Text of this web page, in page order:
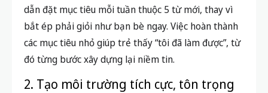
dẫn đặt mục tiêu mỗi tuần thuộc 5 từ mới, thay vì
bắt ép phải giỏi như bạn bè ngay. Việc hoàn thành
các mục tiêu nhỏ giúp trẻ thấy “tôi đã làm được”, từ
đó từng bước xây dựng lại niềm tin.
2. Tạo môi trường tích cực, tôn trọng